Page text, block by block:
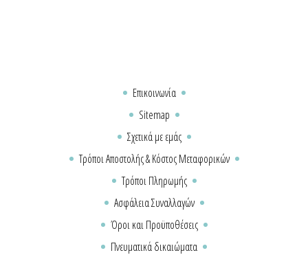
Επικοινωνία
Sitemap
Σχετικά με εμάς
Τρόποι Αποστολής & Κόστος Μεταφορικών
Τρόποι Πληρωμής
Ασφάλεια Συναλλαγών
Όροι και Προϋποθέσεις
Πνευματικά δικαιώματα